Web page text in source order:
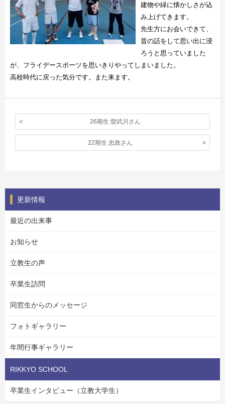
建物や緑に懐かしさが込
み上げてきます。
先生方にお会いできて、
昔の話をして思い出に浸
ろうと思っていました
が、フライデースポーツを思いきりやってしまいました。
高校時代に戻った気分です。また来ます。
26期生 曽武川さん
22期生 忠政さん
更新情報
最近の出来事
お知らせ
立教生の声
卒業生訪問
同窓生からのメッセージ
フォトギャラリー
年間行事ギャラリー
RIKKYO SCHOOL
卒業生インタビュー（立教大学生）